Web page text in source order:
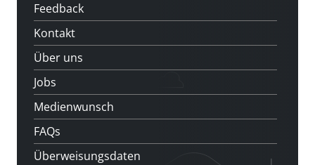
Feedback
Kontakt
Über uns
Jobs
Medienwunsch
FAQs
Überweisungsdaten